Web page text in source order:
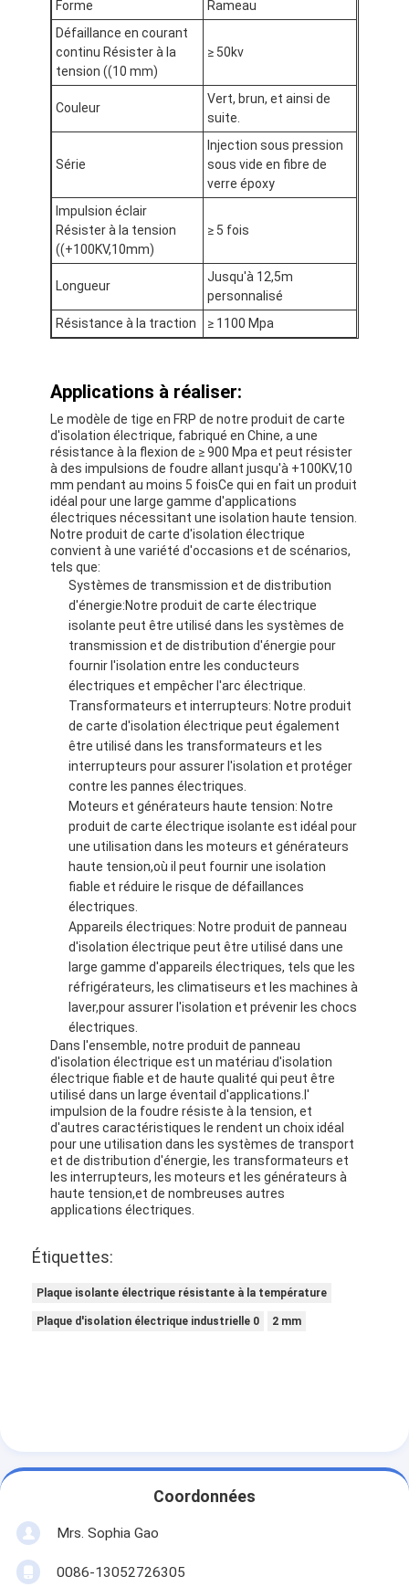
Visite d'usine
Contrôle de qualité
Bande adhésive d'isolation
Bande d'isolation de tissu en verre
Bande résistante à la chaleur d'isolation
Ruban adhésif de tissu en verre
Ruban adhésif de film de Polyimide
Bande de tissu en verre de papier d'aluminium
L'aluminium a fait face au papier d'emballage
Tissu de fibre de verre de papier d'aluminium
Bande de canevas d'aluminium
Ruban adhésif de tissu
Ruban adhésif dégrossi par double
Ruban adhésif d'ANIMAL FAMILIER
Moulage de précision de précision
Panneau d'isolation électrique
Forme
Rameau
Défaillance en courant
continu Résister à la
tension ((10 mm)
≥ 50kv
Couleur
Vert, brun, et ainsi de
suite.
Série
Injection sous pression
sous vide en fibre de
verre époxy
Impulsion éclair
Résister à la tension
((+100KV,10mm)
≥ 5 fois
Longueur
Jusqu'à 12,5m
personnalisé
Résistance à la traction
≥ 1100 Mpa
Applications à réaliser:
Le modèle de tige en FRP de notre produit de carte
d'isolation électrique, fabriqué en Chine, a une
résistance à la flexion de ≥ 900 Mpa et peut résister
à des impulsions de foudre allant jusqu'à +100KV,10
mm pendant au moins 5 foisCe qui en fait un produit
idéal pour une large gamme d'applications
électriques nécessitant une isolation haute tension.
Notre produit de carte d'isolation électrique
convient à une variété d'occasions et de scénarios,
tels que:
Systèmes de transmission et de distribution
d'énergie:Notre produit de carte électrique
isolante peut être utilisé dans les systèmes de
transmission et de distribution d'énergie pour
fournir l'isolation entre les conducteurs
électriques et empêcher l'arc électrique.
Transformateurs et interrupteurs: Notre produit
de carte d'isolation électrique peut également
être utilisé dans les transformateurs et les
interrupteurs pour assurer l'isolation et protéger
contre les pannes électriques.
Moteurs et générateurs haute tension: Notre
produit de carte électrique isolante est idéal pour
une utilisation dans les moteurs et générateurs
haute tension,où il peut fournir une isolation
fiable et réduire le risque de défaillances
électriques.
Appareils électriques: Notre produit de panneau
d'isolation électrique peut être utilisé dans une
large gamme d'appareils électriques, tels que les
réfrigérateurs, les climatiseurs et les machines à
laver,pour assurer l'isolation et prévenir les chocs
électriques.
Dans l'ensemble, notre produit de panneau
d'isolation électrique est un matériau d'isolation
électrique fiable et de haute qualité qui peut être
utilisé dans un large éventail d'applications.l'
impulsion de la foudre résiste à la tension, et
d'autres caractéristiques le rendent un choix idéal
pour une utilisation dans les systèmes de transport
et de distribution d'énergie, les transformateurs et
les interrupteurs, les moteurs et les générateurs à
haute tension,et de nombreuses autres
applications électriques.
Étiquettes:
Plaque isolante électrique résistante à la température
Plaque d'isolation électrique industrielle 0 2 mm
Coordonnées
Mrs. Sophia Gao
0086-13052726305